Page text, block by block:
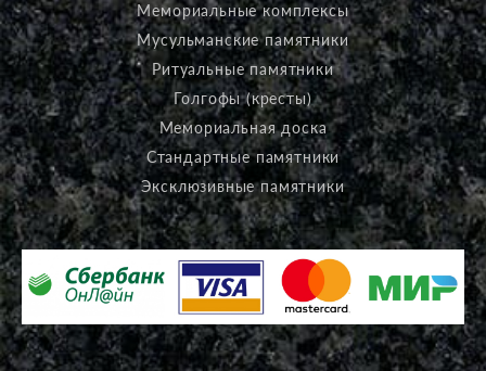
Мемориальные комплексы
Мусульманские памятники
Ритуальные памятники
Голгофы (кресты)
Мемориальная доска
Стандартные памятники
Эксклюзивные памятники